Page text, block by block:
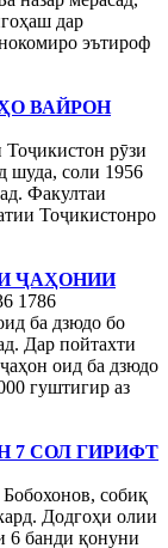
дар
эътироф
ВАЙРОН
рӯзи
шуда, соли 1956
Факултаи
Тоҷикистонро
ҶАҲОНИИ
1786
ба дзюдо бо
Дар пойтахти
оид ба дзюдо
гуштигир аз
7 СОЛ ГИРИФТ
собиқ
Додгоҳи олии
6 банди қонуни